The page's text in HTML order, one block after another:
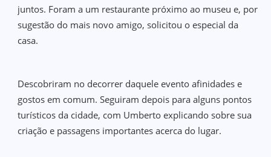
juntos. Foram a um restaurante próximo ao museu e, por
sugestão do mais novo amigo, solicitou o especial da
casa.
Descobriram no decorrer daquele evento afinidades e
gostos em comum. Seguiram depois para alguns pontos
turísticos da cidade, com Umberto explicando sobre sua
criação e passagens importantes acerca do lugar.